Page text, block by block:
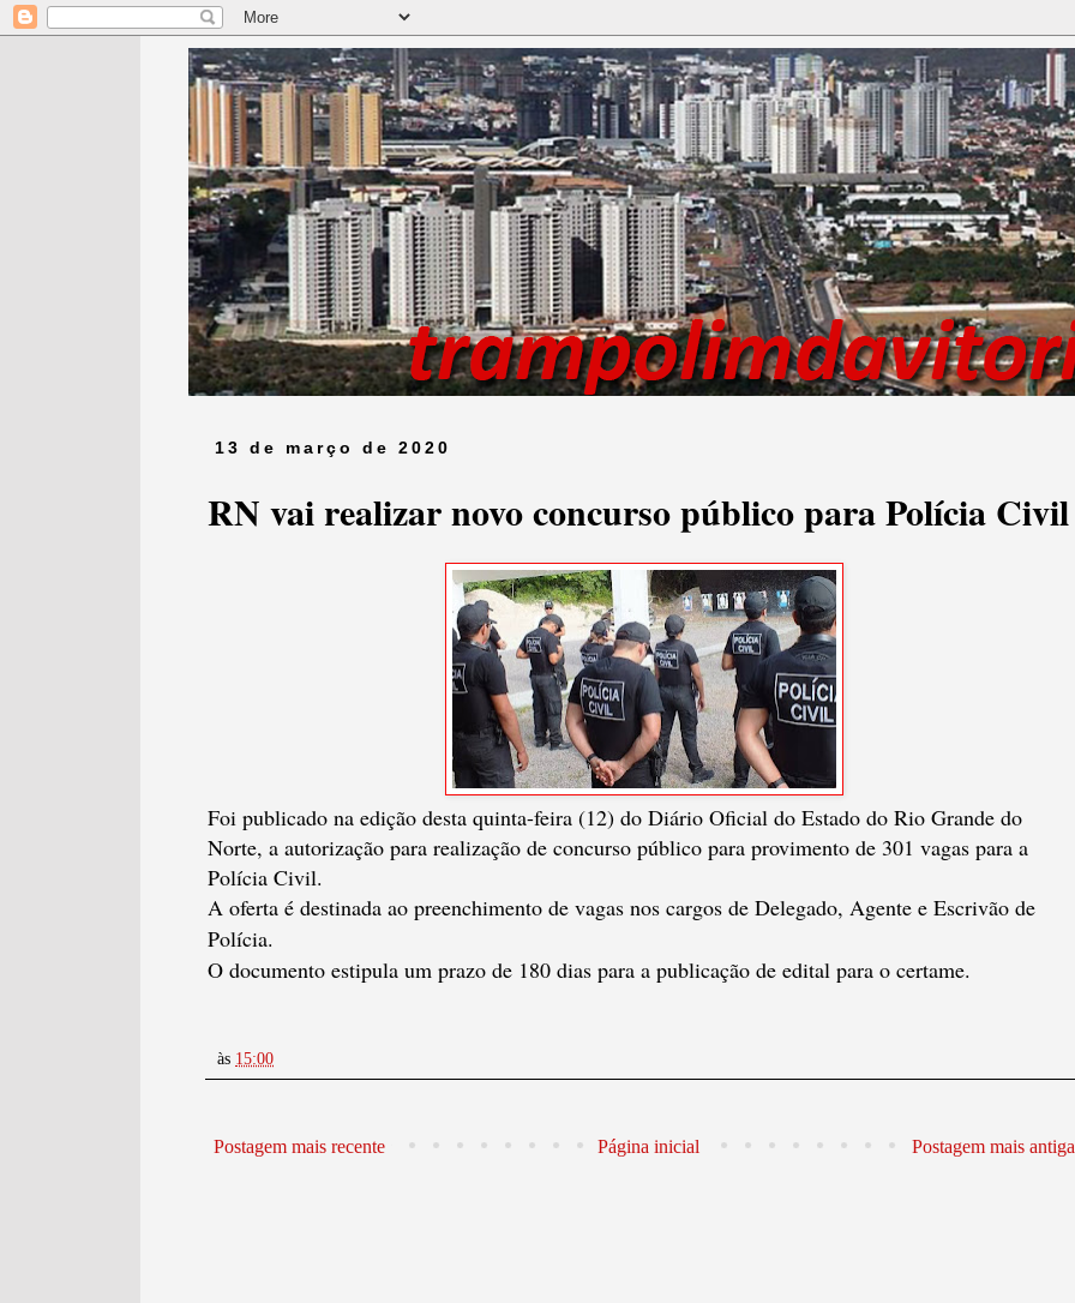
13 de março de 2020
RN vai realizar novo concurso público para Polícia Civil
Foi publicado na edição desta quinta-feira (12) do Diário Oficial do Estado do Rio Grande do
Norte, a autorização para realização de concurso público para provimento de 301 vagas para a
Polícia Civil.
A oferta é destinada ao preenchimento de vagas nos cargos de Delegado, Agente e Escrivão de
Polícia.
O documento estipula um prazo de 180 dias para a publicação de edital para o certame.
às 15:00
Postagem mais recente Postagem mais antiga
Página inicial